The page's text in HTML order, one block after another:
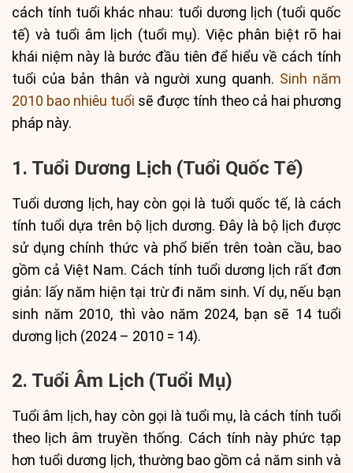
cách tính tuổi khác nhau: tuổi dương lịch (tuổi quốc
tế) và tuổi âm lịch (tuổi mụ). Việc phân biệt rõ hai
khái niệm này là bước đầu tiên để hiểu về cách tính
tuổi của bản thân và người xung quanh. Sinh năm
2010 bao nhiêu tuổi sẽ được tính theo cả hai phương
pháp này.
1. Tuổi Dương Lịch (Tuổi Quốc Tế)
Tuổi dương lịch, hay còn gọi là tuổi quốc tế, là cách
tính tuổi dựa trên bộ lịch dương. Đây là bộ lịch được
sử dụng chính thức và phổ biến trên toàn cầu, bao
gồm cả Việt Nam. Cách tính tuổi dương lịch rất đơn
giản: lấy năm hiện tại trừ đi năm sinh. Ví dụ, nếu bạn
sinh năm 2010, thì vào năm 2024, bạn sẽ 14 tuổi
dương lịch (2024 – 2010 = 14).
2. Tuổi Âm Lịch (Tuổi Mụ)
Tuổi âm lịch, hay còn gọi là tuổi mụ, là cách tính tuổi
theo lịch âm truyền thống. Cách tính này phức tạp
hơn tuổi dương lịch, thường bao gồm cả năm sinh và